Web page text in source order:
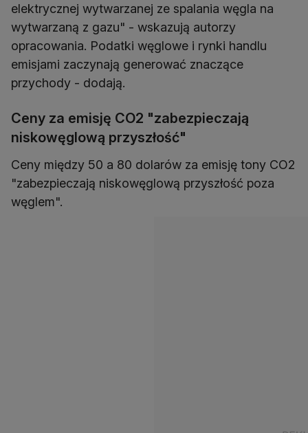
elektrycznej wytwarzanej ze spalania węgla na
wytwarzaną z gazu" - wskazują autorzy
opracowania. Podatki węglowe i rynki handlu
emisjami zaczynają generować znaczące
przychody - dodają.
Ceny za emisję CO2 "zabezpieczają
niskowęglową przyszłość"
Ceny między 50 a 80 dolarów za emisję tony CO2
"zabezpieczają niskowęglową przyszłość poza
węglem".